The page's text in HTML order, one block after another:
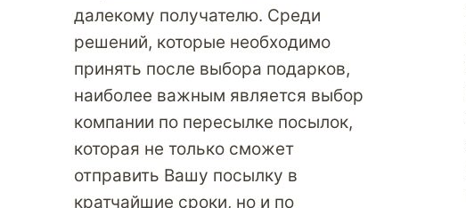
далекому получателю. Среди
решений, которые необходимо
принять после выбора подарков,
наиболее важным является выбор
компании по пересылке посылок,
которая не только сможет
отправить Вашу посылку в
кратчайшие сроки, но и по